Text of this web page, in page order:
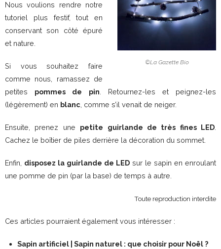
©La Gazette Bio
Nous voulions rendre notre
tutoriel plus festif, tout en
conservant son côté épuré
et nature.
Si vous souhaitez faire
comme nous, ramassez de
petites pommes de pin . Retournez-les et peignez-les
(légèrement) en blanc , comme s’il venait de neiger.
Ensuite, prenez une petite guirlande de très fines LED
Cachez le boîtier de piles derrière la décoration du sommet.
Enfin, disposez la guirlande de LED sur le sapin en enroulant
une pomme de pin (par la base) de temps à autre.
Toute reproduction interdite
Ces articles pourraient également vous intéresser :
Sapin artificiel | Sapin naturel : que choisir pour Noël ?